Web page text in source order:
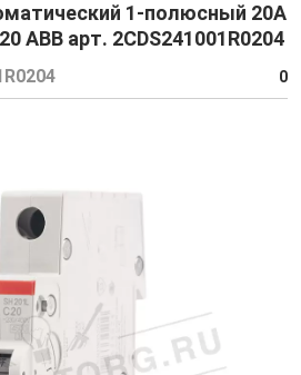
1-полюсный 20A
ABB арт. 2CDS241001R0204
0